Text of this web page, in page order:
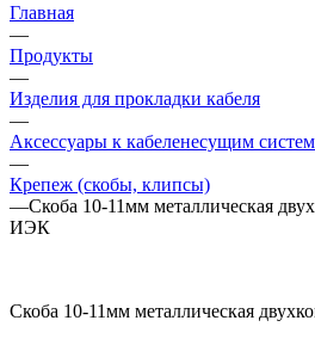
Главная
—
Продукты
—
Изделия для прокладки кабеля
—
Аксессуары к кабеленесущим
—
Крепеж (скобы, клипсы)
—Скоба 10-11мм металлическая
ИЭК
Скоба 10-11мм металлическая